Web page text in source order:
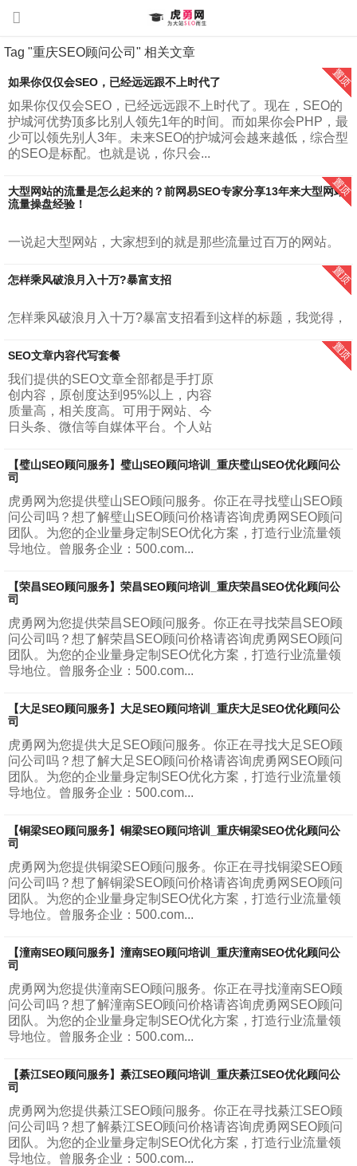
Tag "重庆SEO顾问公司" 相关文章
如果你仅仅会SEO，已经远远跟不上时代了
如果你仅仅会SEO，已经远远跟不上时代了。现在，SEO的
护城河优势顶多比别人领先1年的时间。而如果你会PHP，最
少可以领先别人3年。未来SEO的护城河会越来越低，综合型
的SEO是标配。也就是说，你只会...
大型网站的流量是怎么起来的？前网易SEO专家分享13年来大型网站
流量操盘经验！
一说起大型网站，大家想到的就是那些流量过百万的网站。
码：大型网站百万流量运营之道》里面对大型网站进行了定
义。”大型网站，指的是每月日均访问...
怎样乘风破浪月入十万?暴富支招
怎样乘风破浪月入十万?暴富支招看到这样的标题，我觉得，
富来自长久的积累。所谓量变才会有质变。大部分人最容易
被这些月入十万，一夜暴富这种标题党所吸引...
SEO文章内容代写套餐
我们提供的SEO文章全部都是手打原
创内容，原创度达到95%以上，内容
质量高，相关度高。可用于网站、今
日头条、微信等自媒体平台。个人站
篇文章，一个月更新30篇文章，字数
5...
【璧山SEO顾问服务】璧山SEO顾问培训_重庆璧山SEO优化顾问公
司
虎勇网为您提供璧山SEO顾问服务。你正在寻找璧山SEO顾
问公司吗？想了解璧山SEO顾问价格请咨询虎勇网SEO顾问
团队。为您的企业量身定制SEO优化方案，打造行业流量领
导地位。曾服务企业：500.com...
【荣昌SEO顾问服务】荣昌SEO顾问培训_重庆荣昌SEO优化顾问公
司
虎勇网为您提供荣昌SEO顾问服务。你正在寻找荣昌SEO顾
问公司吗？想了解荣昌SEO顾问价格请咨询虎勇网SEO顾问
团队。为您的企业量身定制SEO优化方案，打造行业流量领
导地位。曾服务企业：500.com...
【大足SEO顾问服务】大足SEO顾问培训_重庆大足SEO优化顾问公
司
虎勇网为您提供大足SEO顾问服务。你正在寻找大足SEO顾
问公司吗？想了解大足SEO顾问价格请咨询虎勇网SEO顾问
团队。为您的企业量身定制SEO优化方案，打造行业流量领
导地位。曾服务企业：500.com...
【铜梁SEO顾问服务】铜梁SEO顾问培训_重庆铜梁SEO优化顾问公
司
虎勇网为您提供铜梁SEO顾问服务。你正在寻找铜梁SEO顾
问公司吗？想了解铜梁SEO顾问价格请咨询虎勇网SEO顾问
团队。为您的企业量身定制SEO优化方案，打造行业流量领
导地位。曾服务企业：500.com...
【潼南SEO顾问服务】潼南SEO顾问培训_重庆潼南SEO优化顾问公
司
虎勇网为您提供潼南SEO顾问服务。你正在寻找潼南SEO顾
问公司吗？想了解潼南SEO顾问价格请咨询虎勇网SEO顾问
团队。为您的企业量身定制SEO优化方案，打造行业流量领
导地位。曾服务企业：500.com...
【綦江SEO顾问服务】綦江SEO顾问培训_重庆綦江SEO优化顾问公
司
虎勇网为您提供綦江SEO顾问服务。你正在寻找綦江SEO顾
问公司吗？想了解綦江SEO顾问价格请咨询虎勇网SEO顾问
团队。为您的企业量身定制SEO优化方案，打造行业流量领
导地位。曾服务企业：500.com...